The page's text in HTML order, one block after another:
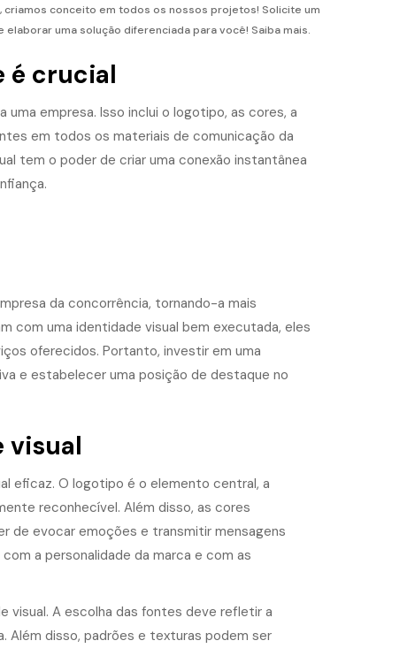
conceito em todos os nossos projetos! Solicite um
uma solução diferenciada para você! Saiba mais.
é crucial
empresa. Isso inclui o logotipo, as cores, a
em todos os materiais de comunicação da
tem o poder de criar uma conexão instantânea
da concorrência, tornando-a mais
com uma identidade visual bem executada, eles
oferecidos. Portanto, investir em uma
e estabelecer uma posição de destaque no
visual
eficaz. O logotipo é o elemento central, a
reconhecível. Além disso, as cores
de evocar emoções e transmitir mensagens
a personalidade da marca e com as
visual. A escolha das fontes deve refletir a
Além disso, padrões e texturas podem ser